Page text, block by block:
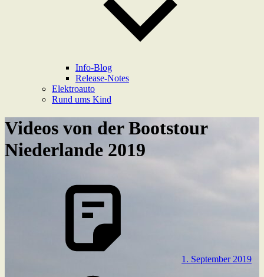
Info-Blog
Release-Notes
Elektroauto
Rund ums Kind
Videos von der Bootstour
Niederlande 2019
1. September 2019